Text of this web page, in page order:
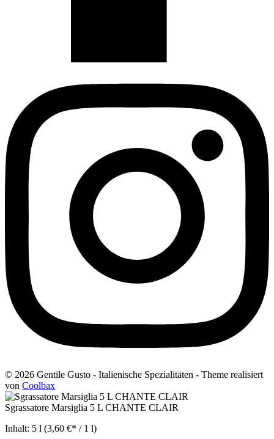
© 2026 Gentile Gusto - Italienische Spezialitäten - Theme realisiert
von Coolbax
Sgrassatore Marsiglia 5 L CHANTE CLAIR
Inhalt: 5 l (3,60 €* / 1 l)